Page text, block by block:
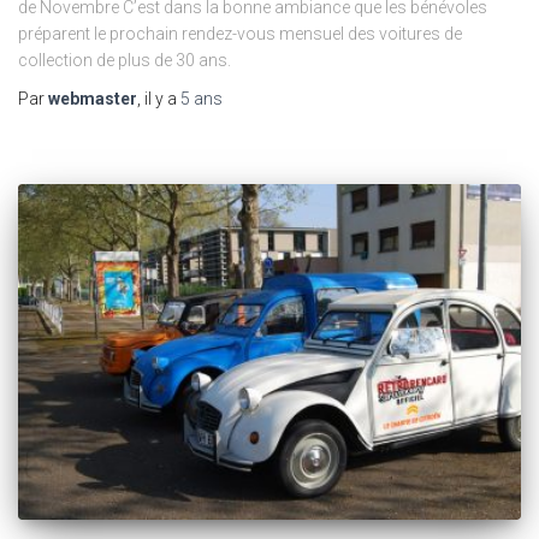
de Novembre C’est dans la bonne ambiance que les bénévoles
préparent le prochain rendez-vous mensuel des voitures de
collection de plus de 30 ans.
Parwebmaster, il y a 5 ans